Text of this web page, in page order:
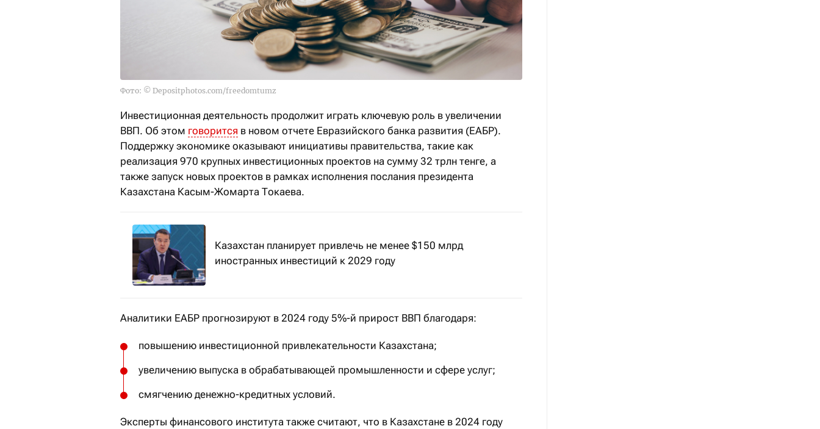
Фото: © Depositphotos.com/freedomtumz
Инвестиционная деятельность продолжит играть ключевую роль в увеличении
ВВП. Об этом говорится в новом отчете Евразийского банка развития (ЕАБР).
Поддержку экономике оказывают инициативы правительства, такие как
реализация 970 крупных инвестиционных проектов на сумму 32 трлн тенге, а
также запуск новых проектов в рамках исполнения послания президента
Казахстана Касым-Жомарта Токаева.
Казахстан планирует привлечь не менее $150 млрд
иностранных инвестиций к 2029 году
Аналитики ЕАБР прогнозируют в 2024 году 5%-й прирост ВВП благодаря:
повышению инвестиционной привлекательности Казахстана;
увеличению выпуска в обрабатывающей промышленности и сфере услуг;
смягчению денежно-кредитных условий.
Эксперты финансового института также считают, что в Казахстане в 2024 году